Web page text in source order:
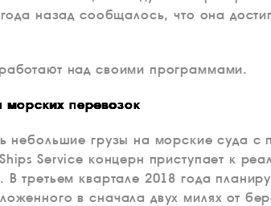
назад сообщалось, что она
над своими программами.
морских перевозок
небольшие грузы на морские суда с
Service концерн приступает к
третьем квартале 2018 года
в сначала двух милях от